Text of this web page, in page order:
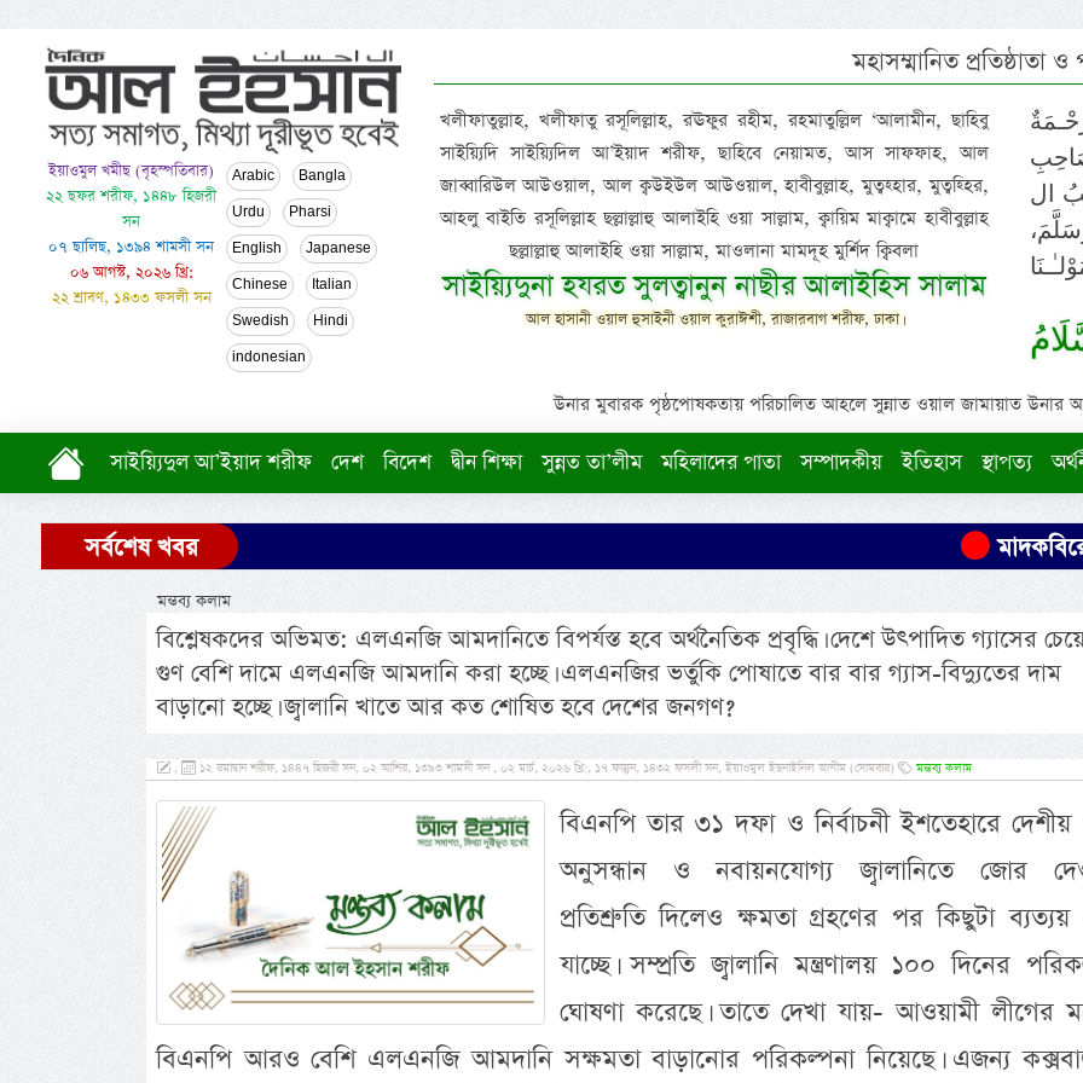
ইয়াওমুল খমীছ (বৃহস্পতিবার)
২২ ছফর শরীফ, ১৪৪৮ হিজরী
সন
০৭ ছালিছ, ১৩৯৪ শামসী সন
০৬ আগস্ট, ২০২৬ খ্রি:
২২ শ্রাবণ, ১৪৩৩ ফসলী সন
Arabic Bangla
Urdu Pharsi
English Japanese
Chinese Italian
Swedish Hindi
indonesian
মহাসম্মানিত প্রতিষ্ঠাতা
খলীফাতুল্লাহ, খলীফাতু রসূলিল্লাহ, রঊফুর রহীম, রহমাতুল্লিল ‘আলামীন, ছাহিবু
সাইয়্যিদি সাইয়্যিদিল আ’ইয়াদ শরীফ, ছাহিবে নেয়ামত, আস সাফফাহ, আল
জাব্বারিউল আউওয়াল, আল ক্বউইউল আউওয়াল, হাবীবুল্লাহ, মুত্বহ্হার, মুত্বহ্হির,
আহলু বাইতি রসূলিল্লাহ ছল্লাল্লাহু আলাইহি ওয়া সাল্লাম, ক্বায়িম মাক্বামে হাবীবুল্লাহ
ছল্লাল্লাহু আলাইহি ওয়া সাল্লাম, মাওলানা মামদূহ মুর্শিদ ক্বিবলা
সাইয়্যিদুনা হযরত সুলত্বানুন নাছীর আলাইহিস সালাম
আল হাসানী ওয়াল হুসাইনী ওয়াল কুরাঈশী, রাজারবাগ শরীফ, ঢাকা।
ال
উনার মুবারক পৃষ্ঠপোষকতায় পরিচালিত আহলে সুন্নাত ওয়াল জামায়াত উনার
সাইয়্যিদুল আ’ইয়াদ শরীফ দেশ বিদেশ দ্বীন শিক্ষা সুন্নত তা’লীম মহিলাদের পাতা সম্পাদকীয় ইতিহাস স্থাপত্য
সর্বশেষ খবর মাদকবিরোধী
মন্তব্য কলাম
বিশ্লেষকদের অভিমত: এলএনজি আমদানিতে বিপর্যস্ত হবে অর্থনৈতিক প্রবৃদ্ধি। দেশে উৎপাদিত গ্যাসের
গুণ বেশি দামে এলএনজি আমদানি করা হচ্ছে। এলএনজির ভর্তুকি পোষাতে বার বার গ্যাস-বিদ্যুতের দাম
বাড়ানো হচ্ছে। জ্বালানি খাতে আর কত শোষিত হবে দেশের জনগণ?
, ১২ রমাদ্বান শরীফ, ১৪৪৭ হিজরী সন, ০২ আশির, ১৩৯৩ শামসী সন , ০২ মার্চ, ২০২৬ খ্রি:, ১৭ ফাল্গুন, ১৪৩২ ফসলী সন, ইয়াওমুল ইছনাইনিল আযীম (সোমবার) মন্তব্য কলাম
বিএনপি তার ৩১ দফা ও নির্বাচনী ইশতেহারে দেশীয়
অনুসন্ধান ও নবায়নযোগ্য জ্বালানিতে জোর
প্রতিশ্রুতি দিলেও ক্ষমতা গ্রহণের পর কিছুটা ব্যত্যয়
যাচ্ছে। সম্প্রতি জ্বালানি মন্ত্রণালয় ১০০ দিনের
ঘোষণা করেছে। তাতে দেখা যায়- আওয়ামী লীগের
বিএনপি আরও বেশি এলএনজি আমদানি সক্ষমতা বাড়ানোর পরিকল্পনা নিয়েছে। এজন্য